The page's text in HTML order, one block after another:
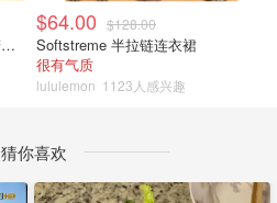
Elizabeth Arden 新版抗老金胶精华60颗
$64.00 $128.00
Softstreme 半拉链连衣裙
很有气质
lululemon 1123人感兴趣
猜你喜欢